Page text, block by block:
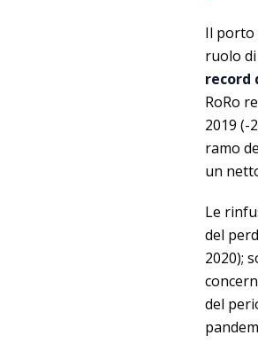
Il porto
ruolo
record
RoRo
2019 (-
ramo
un
Le
del
2020);
del